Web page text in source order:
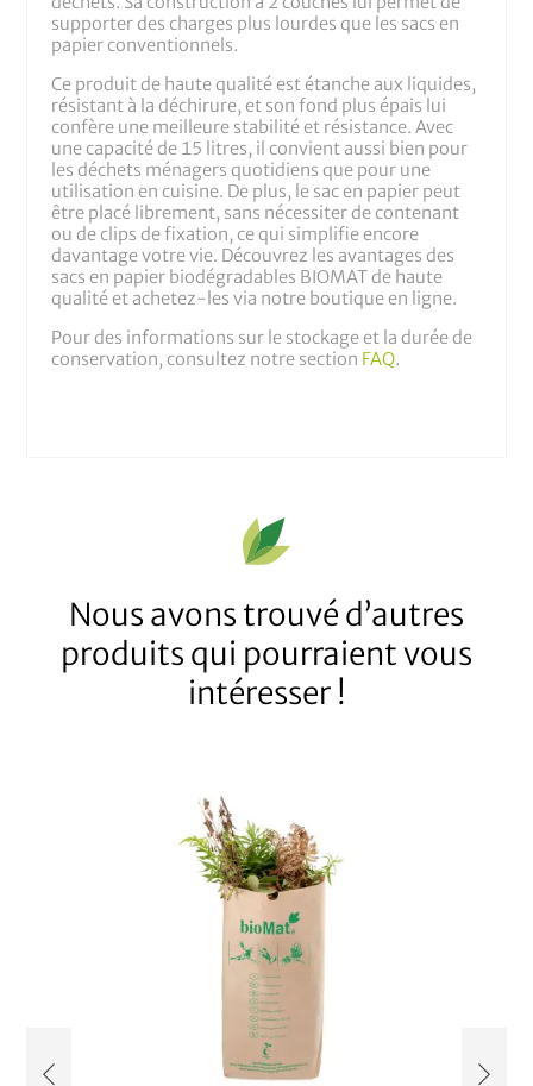
supporter des charges plus lourdes que les sacs en
papier conventionnels.
Ce produit de haute qualité est étanche aux liquides,
résistant à la déchirure, et son fond plus épais lui
confère une meilleure stabilité et résistance. Avec
une capacité de 15 litres, il convient aussi bien pour
les déchets ménagers quotidiens que pour une
utilisation en cuisine. De plus, le sac en papier peut
être placé librement, sans nécessiter de contenant
ou de clips de fixation, ce qui simplifie encore
davantage votre vie. Découvrez les avantages des
sacs en papier biodégradables BIOMAT de haute
qualité et achetez-les via notre boutique en ligne.
Pour des informations sur le stockage et la durée de
conservation, consultez notre section FAQ.
Nous avons trouvé d’autres
produits qui pourraient vous
intéresser !